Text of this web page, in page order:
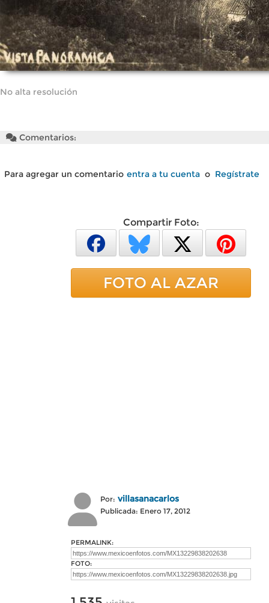
No alta resolución
Comentarios:
Para agregar un comentario entra a tu cuenta o Regístrate
Compartir Foto:
FOTO AL AZAR
Por: villasanacarlos
Publicada: Enero 17, 2012
PERMALINK:
FOTO: